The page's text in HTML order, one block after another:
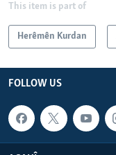
This item is part of
Herêmên Kurdan
FOLLOW US